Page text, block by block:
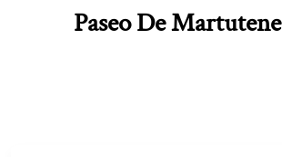
Paseo De Martutene